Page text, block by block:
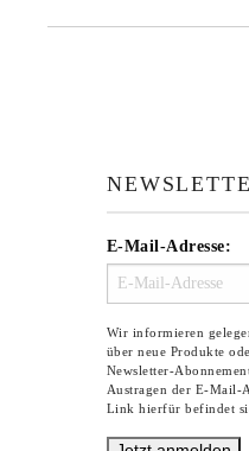
E-Mail-Adresse:
Wir informieren
über neue Produkte
Newsletter-
Austragen der E-Mail-
Link hierfür befindet